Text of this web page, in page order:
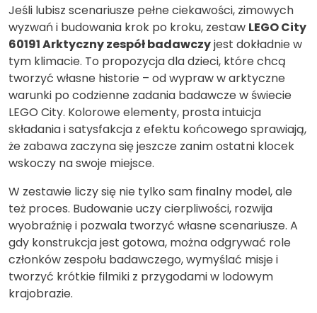
Jeśli lubisz scenariusze pełne ciekawości, zimowych
wyzwań i budowania krok po kroku, zestaw LEGO City
60191 Arktyczny zespół badawczyjest dokładnie w
tym klimacie. To propozycja dla dzieci, które chcą
tworzyć własne historie – od wypraw w arktyczne
warunki po codzienne zadania badawcze w świecie
LEGO City. Kolorowe elementy, prosta intuicja
składania i satysfakcja z efektu końcowego sprawiają,
że zabawa zaczyna się jeszcze zanim ostatni klocek
wskoczy na swoje miejsce.
W zestawie liczy się nie tylko sam finalny model, ale
też proces. Budowanie uczy cierpliwości, rozwija
wyobraźnię i pozwala tworzyć własne scenariusze. A
gdy konstrukcja jest gotowa, można odgrywać role
członków zespołu badawczego, wymyślać misje i
tworzyć krótkie filmiki z przygodami w lodowym
krajobrazie.